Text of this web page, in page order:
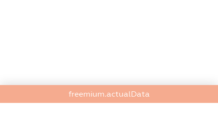
freemium.actualData